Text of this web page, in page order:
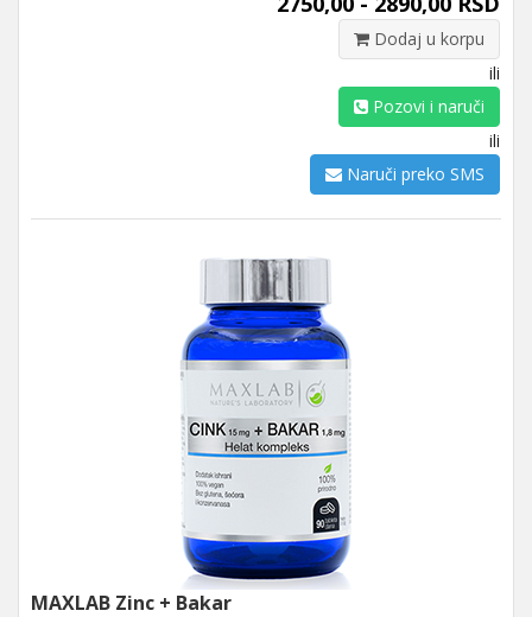
Dodaj u korpu
ili
Pozovi i naruči
ili
Naruči preko SMS
MAXLAB Zinc + Bakar